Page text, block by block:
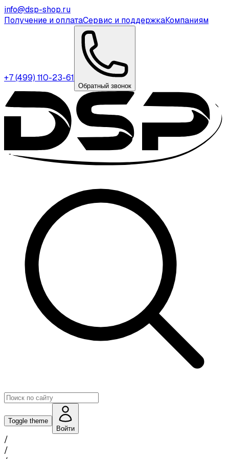
info@dsp-shop.ru
Получение и оплатаСервис и поддержкаКомпаниям
+7 (499) 110-23-61
Обратный звонок
Toggle theme
Войти
/
/